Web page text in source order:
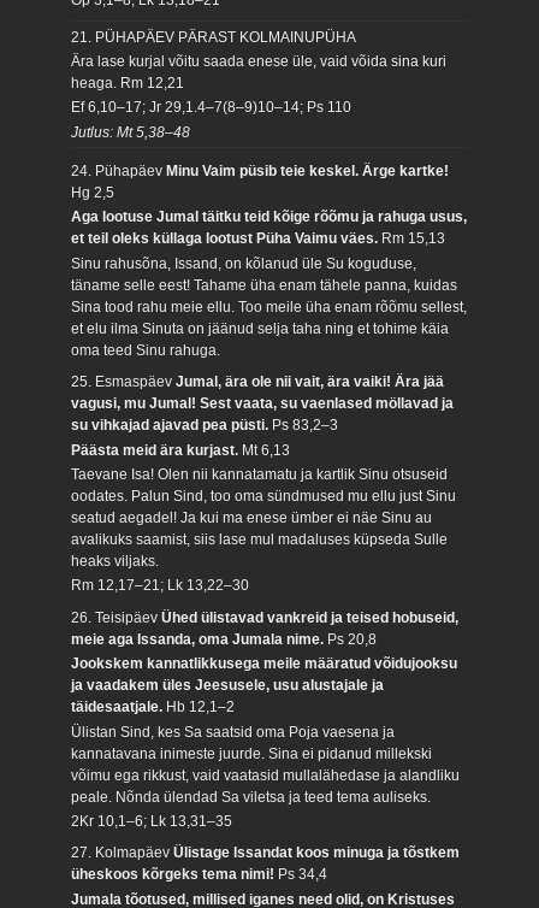
21. PÜHAPÄEV PÄRAST KOLMAINUPÜHA
Ära lase kurjal võitu saada enese üle, vaid võida sina kuri
heaga. Rm 12,21
Ef 6,10–17; Jr 29,1.4–7(8–9)10–14; Ps 110
Jutlus: Mt 5,38–48
24. Pühapäev Minu Vaim püsib teie keskel. Ärge kartke!
Hg 2,5
Aga lootuse Jumal täitku teid kõige rõõmu ja rahuga usus,
et teil oleks küllaga lootust Püha Vaimu väes. Rm 15,13
Sinu rahusõna, Issand, on kõlanud üle Su koguduse,
täname selle eest! Tahame üha enam tähele panna, kuidas
Sina tood rahu meie ellu. Too meile üha enam rõõmu sellest,
et elu ilma Sinuta on jäänud selja taha ning et tohime käia
oma teed Sinu rahuga.
25. EsmaspäevJumal, ära ole nii vait, ära vaiki! Ära jää
vagusi, mu Jumal! Sest vaata, su vaenlased möllavad ja
su vihkajad ajavad pea püsti. Ps 83,2–3
Päästa meid ära kurjast. Mt 6,13
Taevane Isa! Olen nii kannatamatu ja kartlik Sinu otsuseid
oodates. Palun Sind, too oma sündmused mu ellu just Sinu
seatud aegadel! Ja kui ma enese ümber ei näe Sinu au
avalikuks saamist, siis lase mul madaluses küpseda Sulle
heaks viljaks.
Rm 12,17–21; Lk 13,22–30
26. TeisipäevÜhed ülistavad vankreid ja teised hobuseid,
meie aga Issanda, oma Jumala nime. Ps 20,8
Jookskem kannatlikkusega meile määratud võidujooksu
ja vaadakem üles Jeesusele, usu alustajale ja
täidesaatjale. Hb 12,1–2
Ülistan Sind, kes Sa saatsid oma Poja vaesena ja
kannatavana inimeste juurde. Sina ei pidanud millekski
võimu ega rikkust, vaid vaatasid mullalähedase ja alandliku
peale. Nõnda ülendad Sa viletsa ja teed tema auliseks.
2Kr 10,1–6; Lk 13,31–35
27. KolmapäevÜlistage Issandat koos minuga ja tõstkem
üheskoos kõrgeks tema nimi! Ps 34,4
Jumala tõotused, millised iganes need olid, on Kristuses